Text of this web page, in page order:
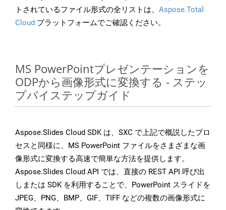
トされているファイル形式の全リストは、 Aspose.Total
Cloud プラットフォームでご確認ください。
MS PowerPointプレゼンテーションを
ODPから画像形式に変換する - ステッ
プバイステップガイド
Aspose.Slides Cloud SDK は、SXC で上記で概説したプロ
セスと同様に、MS PowerPoint ファイルをさまざまな画
像形式に変換する高速で簡単な方法を提供します。
Aspose.Slides Cloud API では、直接の REST API 呼び出
しまたは SDK を利用することで、PowerPoint スライドを
JPEG、PNG、BMP、GIF、TIFF などの複数の画像形式に